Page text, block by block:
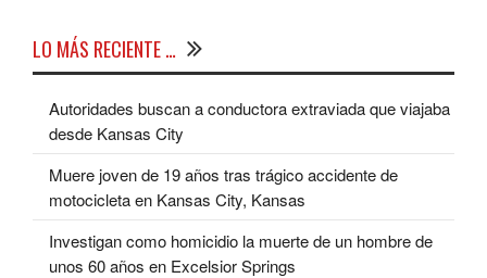
LO MÁS RECIENTE …
Autoridades buscan a conductora extraviada que viajaba
desde Kansas City
Muere joven de 19 años tras trágico accidente de
motocicleta en Kansas City, Kansas
Investigan como homicidio la muerte de un hombre de
unos 60 años en Excelsior Springs